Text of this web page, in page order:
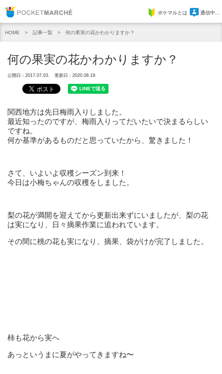
Pocket Marcheポケマルとは 通信中...
HOME 記事一覧 何の果実の花かわかりますか？
何の果実の花かわかりますか？
公開日：2017.07.03. 更新日：2020.08.19.
関西地方は先日梅雨入りしました。
最近知ったのですが、梅雨入りってだいたいで決まるらしい
ですね。
何か基準があるものだと思っていたから、驚きました！
さて、いよいよ収穫シーズン到来！
今日は小梅ちゃんの収穫をしました。
梨の花が満開を迎えてから更新出来ずにいましたが、梨の花
は実になり、日々摘果作業に追われています。
その間に桃の花も実になり、摘果、袋がけが完了しました。
柿も花から実へ
あっというまに夏がやってきますね〜